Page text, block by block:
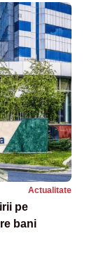
Actualitate
pe
bani